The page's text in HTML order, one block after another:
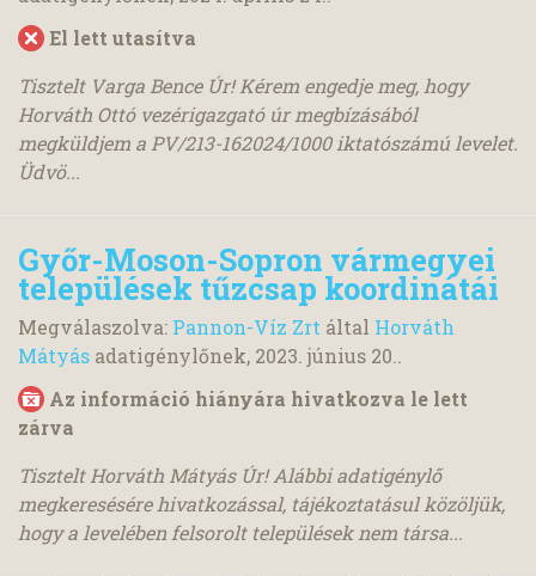
El lett utasítva
Tisztelt Varga Bence Úr! Kérem engedje meg, hogy
Horváth Ottó vezérigazgató úr megbízásából
megküldjem a PV/213-162024/1000 iktatószámú levelet.
Üdvö...
Győr-Moson-Sopron vármegyei
települések tűzcsap koordinátái
Megválaszolva: Pannon-Víz Zrt által Horváth
Mátyás adatigénylőnek, 2023. június 20..
Az információ hiányára hivatkozva le lett
zárva
Tisztelt Horváth Mátyás Úr! Alábbi adatigénylő
megkeresésére hivatkozással, tájékoztatásul közöljük,
hogy a levelében felsorolt települések nem társa...